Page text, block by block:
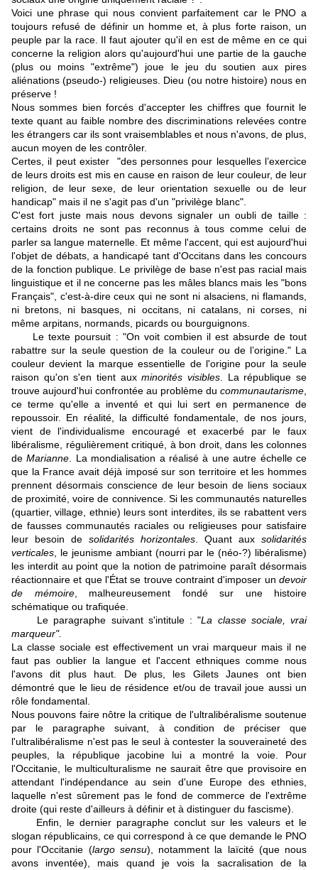
Voici une phrase qui nous convient parfaitement car le PNO a
toujours refusé de définir un homme et, à plus forte raison, un
peuple par la race. Il faut ajouter qu'il en est de même en ce qui
concerne la religion alors qu'aujourd'hui une partie de la gauche
(plus ou moins "extrême") joue le jeu du soutien aux pires
aliénations (pseudo-) religieuses. Dieu (ou notre histoire) nous en
préserve !
Nous sommes bien forcés d'accepter les chiffres que fournit le
texte quant au faible nombre des discriminations relevées contre
les étrangers car ils sont vraisemblables et nous n'avons, de plus,
aucun moyen de les contrôler.
Certes, il peut exister "des personnes pour lesquelles l’exercice
de leurs droits est mis en cause en raison de leur couleur, de leur
religion, de leur sexe, de leur orientation sexuelle ou de leur
handicap" mais il ne s'agit pas d'un "privilège blanc".
C'est fort juste mais nous devons signaler un oubli de taille :
certains droits ne sont pas reconnus à tous comme celui de
parler sa langue maternelle. Et même l'accent, qui est aujourd'hui
l'objet de débats, a handicapé tant d'Occitans dans les concours
de la fonction publique. Le privilège de base n'est pas racial mais
linguistique et il ne concerne pas les mâles blancs mais les "bons
Français", c'est-à-dire ceux qui ne sont ni alsaciens, ni flamands,
ni bretons, ni basques, ni occitans, ni catalans, ni corses, ni
même arpitans, normands, picards ou bourguignons.
Le texte poursuit : "On voit combien il est absurde de tout
rabattre sur la seule question de la couleur ou de l’origine." La
couleur devient la marque essentielle de l'origine pour la seule
raison qu'on s'en tient auxminorités visibles . La république se
trouve aujourd'hui confrontée au problème du communautarisme
ce terme qu'elle a inventé et qui lui sert en permanence de
repoussoir. En réalité, la difficulté fondamentale, de nos jours,
vient de l'individualisme encouragé et exacerbé par le faux
libéralisme, régulièrement critiqué, à bon droit, dans les colonnes
deMarianne . La mondialisation a réalisé à une autre échelle ce
que la France avait déjà imposé sur son territoire et les hommes
prennent désormais conscience de leur besoin de liens sociaux
de proximité, voire de connivence. Si les communautés naturelles
(quartier, village, ethnie) leurs sont interdites, ils se rabattent vers
de fausses communautés raciales ou religieuses pour satisfaire
leur besoin de solidarités horizontales . Quant aux solidarités
verticales , le jeunisme ambiant (nourri par le (néo-?) libéralisme)
les interdit au point que la notion de patrimoine paraît désormais
réactionnaire et que l'État se trouve contraint d'imposer un devoir
de mémoire, malheureusement fondé sur une histoire
schématique ou trafiquée.
Le paragraphe suivant s'intitule : "La classe sociale, vrai
marqueur".
La classe sociale est effectivement un vrai marqueur mais il ne
faut pas oublier la langue et l'accent ethniques comme nous
l'avons dit plus haut. De plus, les Gilets Jaunes ont bien
démontré que le lieu de résidence et/ou de travail joue aussi un
rôle fondamental.
Nous pouvons faire nôtre la critique de l'ultralibéralisme soutenue
par le paragraphe suivant, à condition de préciser que
l'ultralibéralisme n'est pas le seul à contester la souveraineté des
peuples, la république jacobine lui a montré la voie. Pour
l'Occitanie, le multiculturalisme ne saurait être que provisoire en
attendant l'indépendance au sein d'une Europe des ethnies,
laquelle n'est sûrement pas le fond de commerce de l'extrême
droite (qui reste d'ailleurs à définir et à distinguer du fascisme).
Enfin, le dernier paragraphe conclut sur les valeurs et le
slogan républicains, ce qui correspond à ce que demande le PNO
pour l'Occitanie (largo sensu), notamment la laïcité (que nous
avons inventée), mais quand je vois la sacralisation de la